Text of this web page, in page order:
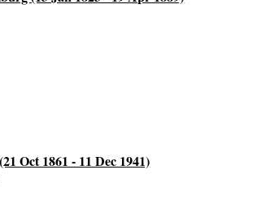
Oct 1861 - 11 Dec 1941)